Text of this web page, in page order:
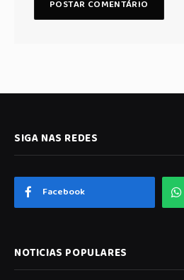
SIGA NAS REDES
Facebook
NOTICIAS POPULARES